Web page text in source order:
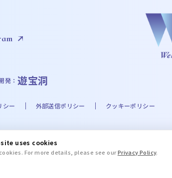
uses cookies
For more details, please see ourPrivacy Policy.
発： 遊宝洞
シー 外部送信ポリシー クッキーポリシー
Reserved. ©UTA☆PRI-MOVIE PROJECT
the Pooh” works by A.A. Milne and E.H. Shepard. ©